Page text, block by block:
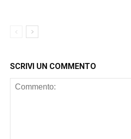
SCRIVI UN COMMENTO